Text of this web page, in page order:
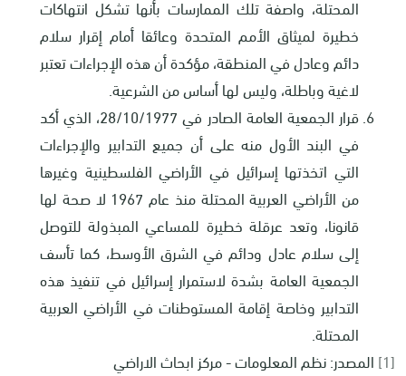
المحتلة، واصفة تلك الممارسات بأنها تشكل انتهاكات
خطيرة لميثاق الأمم المتحدة وعائقا أمام إقرار سلام
دائم وعادل في المنطقة، مؤكدة أن هذه الإجراءات تعتبر
لاغية وباطلة، وليس لها أساس من الشرعية.
قرار الجمعية العامة الصادر في 28/10/1977، الذي أكد
في البند الأول منه على أن جميع التدابير والإجراءات
التي اتخذتها إسرائيل في الأراضي الفلسطينية وغيرها
من الأراضي العربية المحتلة منذ عام 1967 لا صحة لها
قانونا، وتعد عرقلة خطيرة للمساعي المبذولة للتوصل
إلى سلام عادل ودائم في الشرق الأوسط، كما تأسف
الجمعية العامة بشدة لاستمرار إسرائيل في تنفيذ هذه
التدابير وخاصة إقامة المستوطنات في الأراضي العربية
المحتلة.
[1]المصدر: نظم المعلومات - مركز ابحاث الاراضي